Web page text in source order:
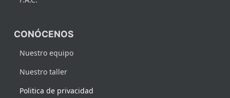
CONÓCENOS
Nuestro equipo
Nuestro taller
Politica de privacidad